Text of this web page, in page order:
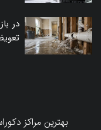
در
تعویض کنیم؟ ۷
بهترین مراکز